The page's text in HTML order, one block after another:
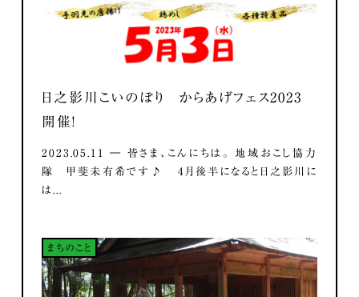
日之影川こいのぼり からあげフェス2023
開催！
2023.05.11 ― 皆さま、こんにちは。 地域おこし協力
隊 甲斐未有希です♪ 4月後半になると日之影川に
は...
まちのこと